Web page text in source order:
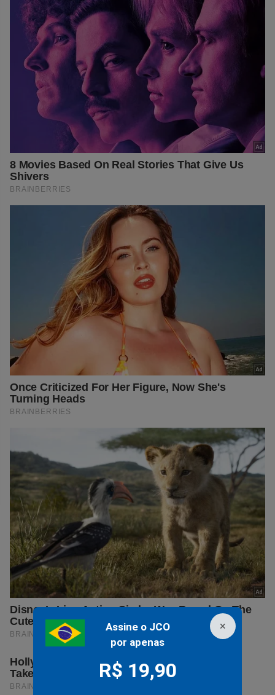
×
Assine o JCO
por apenas
R$ 19,90